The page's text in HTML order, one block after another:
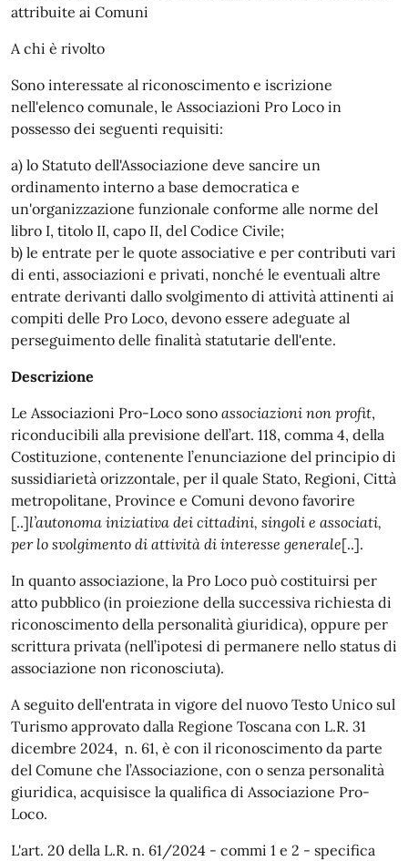
attribuite ai Comuni
A chi è rivolto
Sono interessate al riconoscimento e iscrizione
nell'elenco comunale, le Associazioni Pro Loco in
possesso dei seguenti requisiti:
a) lo Statuto dell'Associazione deve sancire un
ordinamento interno a base democratica e
un'organizzazione funzionale conforme alle norme del
libro I, titolo II, capo II, del Codice Civile;
b) le entrate per le quote associative e per contributi vari
di enti, associazioni e privati, nonché le eventuali altre
entrate derivanti dallo svolgimento di attività attinenti ai
compiti delle Pro Loco, devono essere adeguate al
perseguimento delle finalità statutarie dell'ente.
Descrizione
Le Associazioni Pro-Loco sono associazioni non profit,
riconducibili alla previsione dell’art. 118, comma 4, della
Costituzione, contenente l’enunciazione del principio di
sussidiarietà orizzontale, per il quale Stato, Regioni, Città
metropolitane, Province e Comuni devono favorire
[..]l’autonoma iniziativa dei cittadini, singoli e associati,
per lo svolgimento di attività di interesse generale[..].
In quanto associazione, la Pro Loco può costituirsi per
atto pubblico (in proiezione della successiva richiesta di
riconoscimento della personalità giuridica), oppure per
scrittura privata (nell’ipotesi di permanere nello status di
associazione non riconosciuta).
A seguito dell'entrata in vigore del nuovo Testo Unico sul
Turismo approvato dalla Regione Toscana con L.R. 31
dicembre 2024, n. 61, è con il riconoscimento da parte
del Comune che l’Associazione, con o senza personalità
giuridica, acquisisce la qualifica di Associazione Pro-
Loco.
L'art. 20 della L.R. n. 61/2024 - commi 1 e 2 - specifica